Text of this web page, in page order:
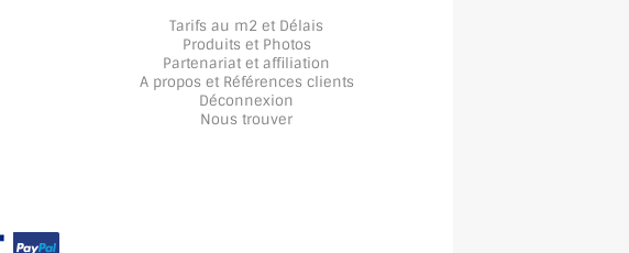
Tarifs au m2 et Délais
Produits et Photos
Partenariat et affiliation
A propos et Références clients
Déconnexion
Nous trouver